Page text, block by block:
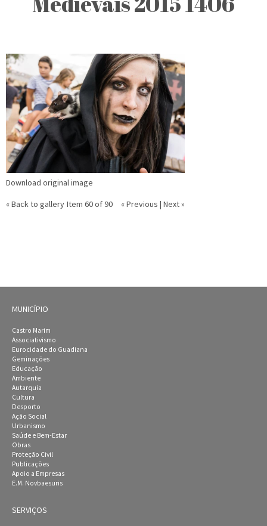
Download original image
« Back to gallery Item 60 of 90 « Previous | Next »
MUNICÍPIO
Castro Marim
Associativismo
Eurocidade do Guadiana
Geminações
Educação
Ambiente
Autarquia
Cultura
Desporto
Ação Social
Urbanismo
Saúde e Bem-Estar
Obras
Proteção Civil
Publicações
Apoio a Empresas
E.M. Novbaesuris
SERVIÇOS